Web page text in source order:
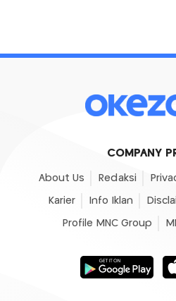
COMPANY
About Us Redaksi
Karier Info Iklan
Profile MNC Group